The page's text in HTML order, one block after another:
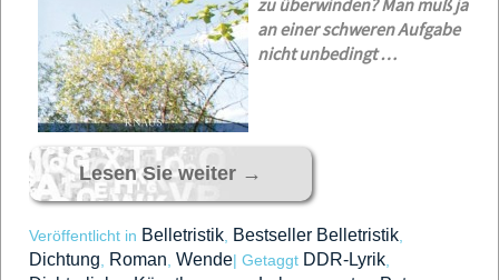
zu überwinden? Man muß ja
an einer schweren Aufgabe
nicht unbedingt …
Lesen Sie weiter →
Veröffentlicht in Belletristik Bestseller Belletristik
Dichtung Roman Wende| Getaggt DDR-Lyrik